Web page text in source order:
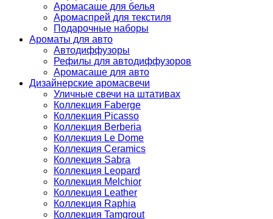
Аромасаше для белья
Аромаспрей для текстиля
Подарочные наборы
Ароматы для авто
Автодиффузоры
Рефилы для автодиффузоров
Аромасаше для авто
Дизайнерские аромасвечи
Уличные свечи на штативах
Коллекция Faberge
Коллекция Picasso
Коллекция Berberia
Коллекция Le Dome
Коллекция Ceramics
Коллекция Sabra
Коллекция Leopard
Коллекция Melchior
Коллекция Leather
Коллекция Raphia
Коллекция Tamgrout